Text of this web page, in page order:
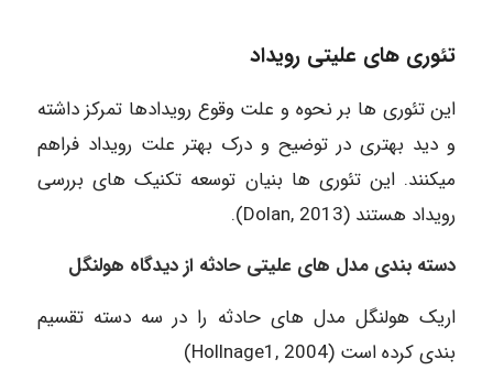
تئوری های علیتی رویداد
این تئوری ها بر نحوه و علت وقوع رویدادها تمرکز داشته
و دید بهتری در توضیح و درک بهتر علت رویداد فراهم
میکنند. این تئوری ها بنیان توسعه تکنیک های بررسی
رویداد هستند (2013 ,Dolan).
دسته بندی مدل های علیتی حادثه از دیدگاه هولنگل
اریک هولنگل مدل های حادثه را در سه دسته تقسیم
بندی کرده است (2004 ,Hollnage1)